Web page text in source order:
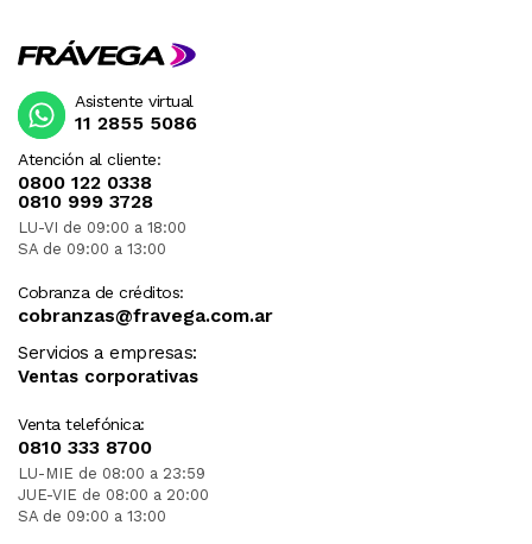
Atención al cliente:
0800 122 0338
0810 999 3728
LU-VI de 09:00 a 18:00
SA de 09:00 a 13:00
Cobranza de créditos:
cobranzas@fravega.com.ar
Servicios a empresas:
Ventas corporativas
Venta telefónica:
0810 333 8700
LU-MIE de 08:00 a 23:59
JUE-VIE de 08:00 a 20:00
SA de 09:00 a 13:00
Asistente virtual
11 2855 5086